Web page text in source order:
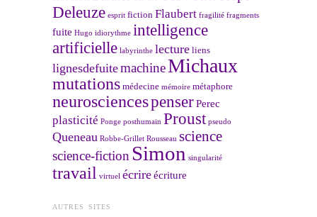
Deleuze esprit fiction Flaubert fragilité fragments
fuite Hugo idiorythme intelligence
artificielle labyrinthe lecture liens
lignesdefuitemachineMichaux
mutations médecine mémoire métaphore
neurosciencespenserPerec
plasticité Ponge posthumain Proust pseudo
Queneau Robbe-Grillet Rousseau science
science-fiction Simon singularité
travail virtuel écrireécriture
AUTRES SITES